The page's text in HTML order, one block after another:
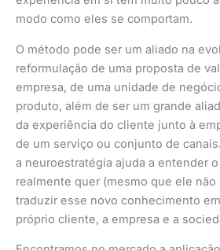
modo como eles se comportam.
O método pode ser um aliado na
reformulação de uma proposta de
empresa, de uma unidade de
produto, além de ser um grande
da experiência do cliente junto à
de um serviço ou conjunto de
a neuroestratégia ajuda a entender
realmente quer (mesmo que ele não
traduzir esse novo conhecimento
próprio cliente, a empresa e a